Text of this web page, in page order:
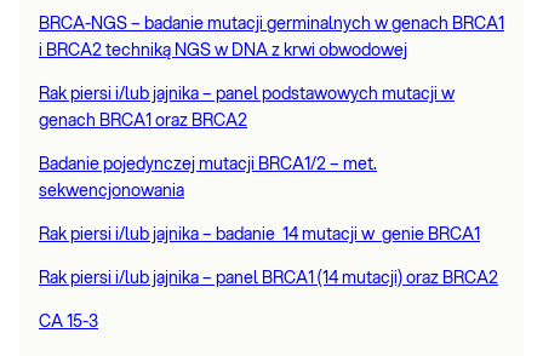
BRCA-NGS – badanie mutacji germinalnych w genach BRCA1
i BRCA2 techniką NGS w DNA z krwi obwodowej
Rak piersi i/lub jajnika – panel podstawowych mutacji w
genach BRCA1 oraz BRCA2
Badanie pojedynczej mutacji BRCA1/2 – met.
sekwencjonowania
Rak piersi i/lub jajnika – badanie 14 mutacji w genie BRCA1
Rak piersi i/lub jajnika – panel BRCA1 (14 mutacji) oraz BRCA2
CA 15-3